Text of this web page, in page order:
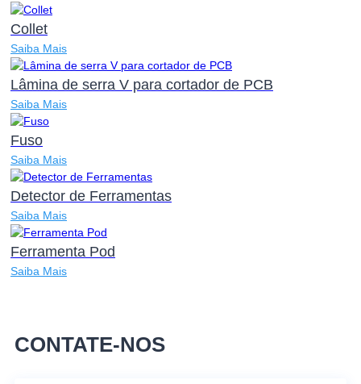
Collet
Saiba Mais
Lâmina de serra V para cortador de PCB
Saiba Mais
Fuso
Saiba Mais
Detector de Ferramentas
Saiba Mais
Ferramenta Pod
Saiba Mais
CONTATE-NOS